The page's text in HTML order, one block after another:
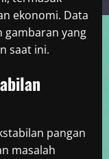
ekonomi. Data
yang
saat ini.
pangan
masalah